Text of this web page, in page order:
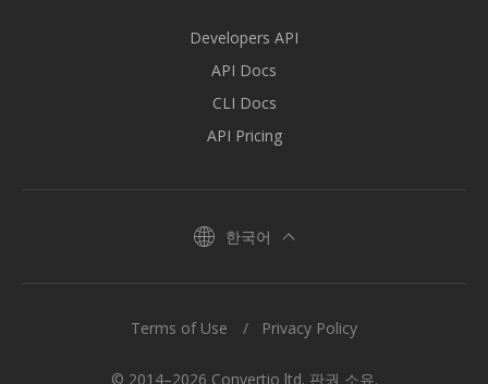
Developers API
API Docs
CLI Docs
API Pricing
한국어
© 2014–2026 Convertio ltd. 판권 소유.
Terms of Use Privacy Policy